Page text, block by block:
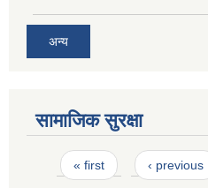
अन्य
सामाजिक सुरक्षा
Pages
« first ‹ previous